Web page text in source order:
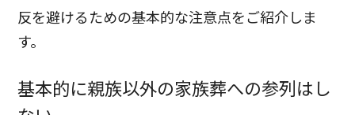
反を避けるための基本的な注意点をご紹介しま
す。
基本的に親族以外の家族葬への参列はし